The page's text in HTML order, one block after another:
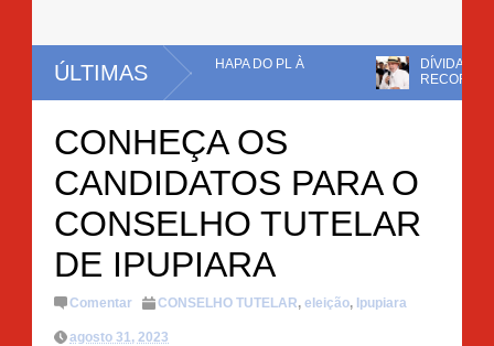
ÚLTIMAS
VICE EM CHAPA DO PL À
DÍVIDA PÚBLICA CHEGA A R$
CONHEÇA OS
CANDIDATOS PARA O
CONSELHO TUTELAR
DE IPUPIARA
Comentar CONSELHO TUTELAR, eleição, Ipupiara
agosto 31, 2023